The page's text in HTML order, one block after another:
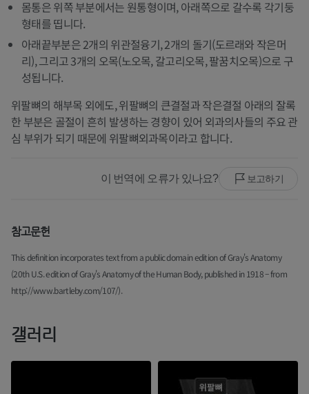
몸통은 위쪽 부분에서는 원통형이며, 아래쪽으로 갈수록 각기둥
형태를 띱니다.
아래끝부분은 2개의 위관절융기, 2개의 돌기(도르래와 작은머
리), 그리고 3개의 오목(노오목, 갈고리오목, 팔꿈치오목)으로 구
성됩니다.
위팔뼈의 해부목 외에도, 위팔뼈의 큰결절과 작은결절 아래의 잘록
한 부분은 골절이 흔히 발생하는 경향이 있어 외과의사들의 주요 관
심 부위가 되기 때문에 위팔뼈외과목이라고 합니다.
이 번역에 오류가 있나요? 보고하기
참고문헌
This definition incorporates text from a public domain edition of Gray's Anatomy
(20th U.S. edition of Gray's Anatomy of the Human Body, published in 1918 – from
http://www.bartleby.com/107/).
갤러리